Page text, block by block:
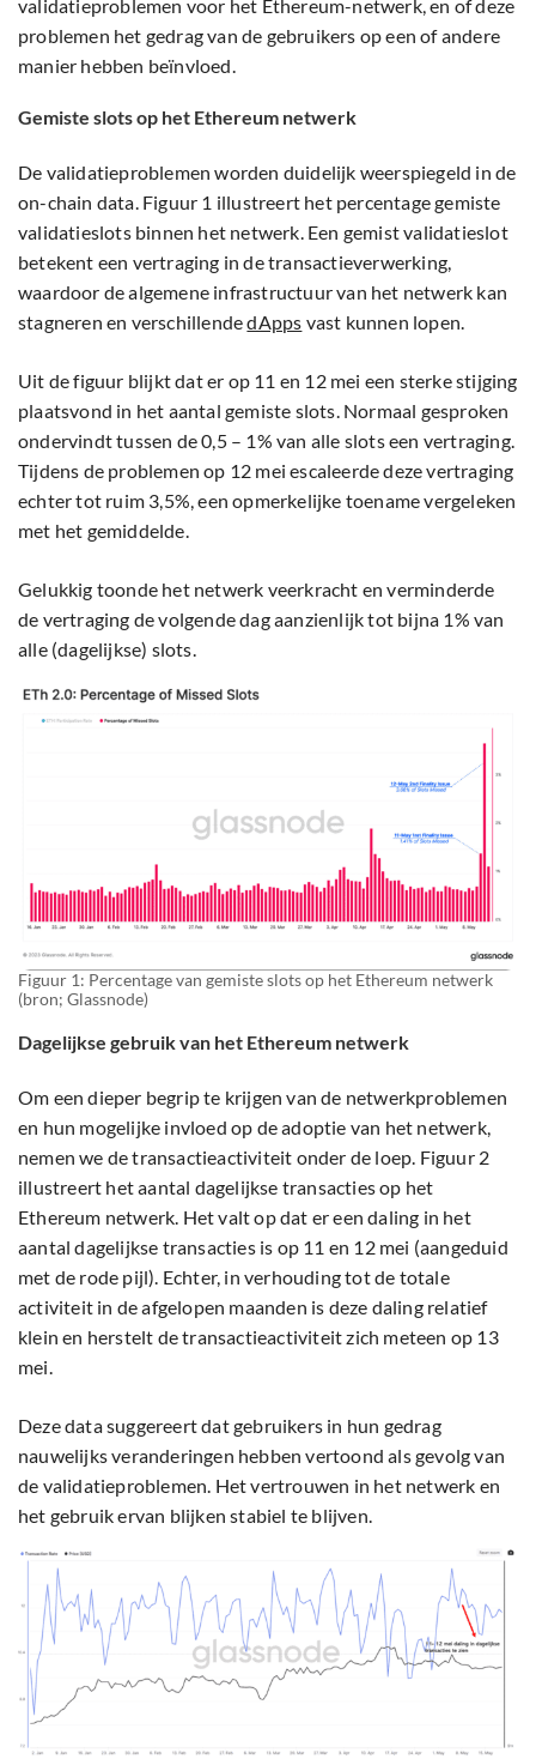
validatieproblemen voor het Ethereum-netwerk, en of deze
problemen het gedrag van de gebruikers op een of andere
manier hebben beïnvloed.
Gemiste slots op het Ethereum netwerk
De validatieproblemen worden duidelijk weerspiegeld in de
on-chain data. Figuur 1 illustreert het percentage gemiste
validatieslots binnen het netwerk. Een gemist validatieslot
betekent een vertraging in de transactieverwerking,
waardoor de algemene infrastructuur van het netwerk kan
stagneren en verschillendedApps vast kunnen lopen.
Uit de figuur blijkt dat er op 11 en 12 mei een sterke stijging
plaatsvond in het aantal gemiste slots. Normaal gesproken
ondervindt tussen de 0,5 – 1% van alle slots een vertraging.
Tijdens de problemen op 12 mei escaleerde deze vertraging
echter tot ruim 3,5%, een opmerkelijke toename vergeleken
met het gemiddelde.
Gelukkig toonde het netwerk veerkracht en verminderde
de vertraging de volgende dag aanzienlijk tot bijna 1% van
alle (dagelijkse) slots.
Figuur 1: Percentage van gemiste slots op het Ethereum netwerk
(bron; Glassnode)
Dagelijkse gebruik van het Ethereum netwerk
Om een dieper begrip te krijgen van de netwerkproblemen
en hun mogelijke invloed op de adoptie van het netwerk,
nemen we de transactieactiviteit onder de loep. Figuur 2
illustreert het aantal dagelijkse transacties op het
Ethereum netwerk. Het valt op dat er een daling in het
aantal dagelijkse transacties is op 11 en 12 mei (aangeduid
met de rode pijl). Echter, in verhouding tot de totale
activiteit in de afgelopen maanden is deze daling relatief
klein en herstelt de transactieactiviteit zich meteen op 13
mei.
Deze data suggereert dat gebruikers in hun gedrag
nauwelijks veranderingen hebben vertoond als gevolg van
de validatieproblemen. Het vertrouwen in het netwerk en
het gebruik ervan blijken stabiel te blijven.